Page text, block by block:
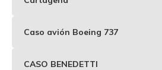
Caso avión Boeing 737
CASO BENEDETTI